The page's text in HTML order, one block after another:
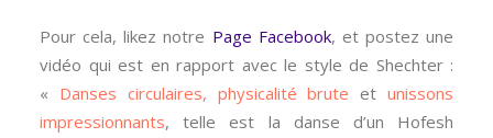
Pour cela, likez notre Page Facebook, et postez une
vidéo qui est en rapport avec le style de Shechter :
« Danses circulaires, physicalité bruteet unissons
impressionnants, telle est la danse d’un Hofesh